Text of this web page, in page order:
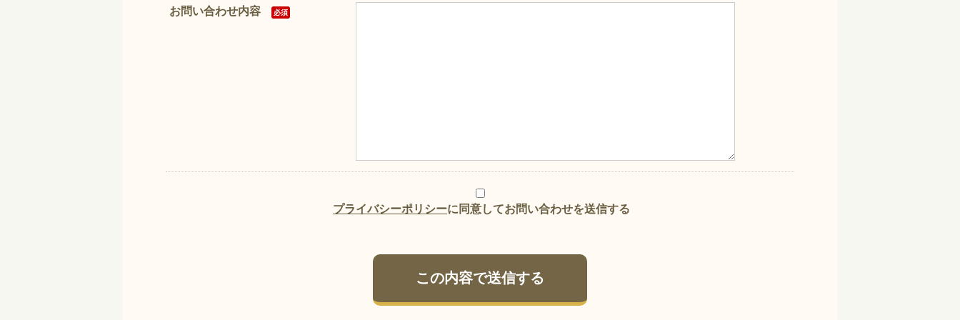
お問い合わせ内容 必須
プライバシーポリシーに同意してお問い合わせを送信する